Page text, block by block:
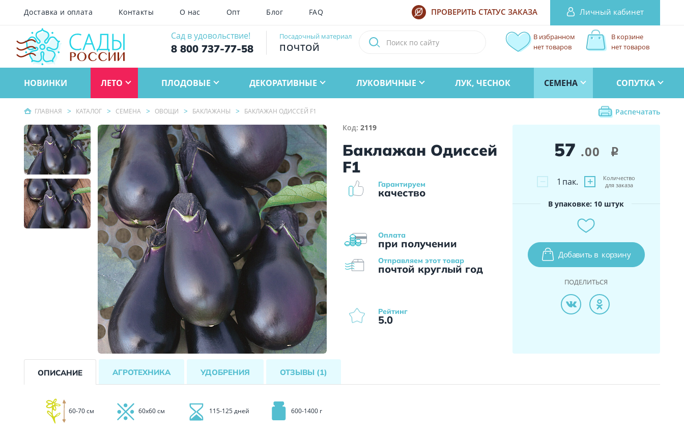
Доставка и оплата Контакты О нас Опт Блог FAQ ПРОВЕРИТЬ СТАТУС ЗАКАЗА Личный кабинет
Сад в удовольствие!
8 800 737-77-58
Посадочный материал
ПОЧТОЙ
В корзине
нет товаров
В избранном
нет товаров
НОВИНКИ ЛЕТО ПЛОДОВЫЕ ДЕКОРАТИВНЫЕ ЛУКОВИЧНЫЕ ЛУК, ЧЕСНОК СЕМЕНА СОПУТКА
ГЛАВНАЯ КАТАЛОГ СЕМЕНА ОВОЩИ БАКЛАЖАНЫ БАКЛАЖАН ОДИССЕЙ F1
Распечатать
Код: 2119
Баклажан Одиссей
F1
Оплата
при получении
Гарантируем
качество
Отправляем этот товар
почтой круглый год
Рейтинг
5.0
57 .00 i
− +
1 пак.
Количество
для заказа
В упаковке: 10 штук
Добавить в корзину
ПОДЕЛИТЬСЯ
ОПИСАНИЕ АГРОТЕХНИКА УДОБРЕНИЯ ОТЗЫВЫ (1)
60-70 см 60х60 см 115-125 дней 600-1400 г